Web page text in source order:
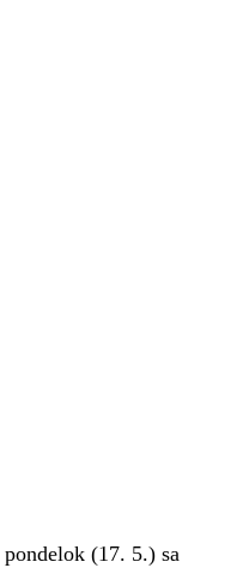
(17. 5.) sa